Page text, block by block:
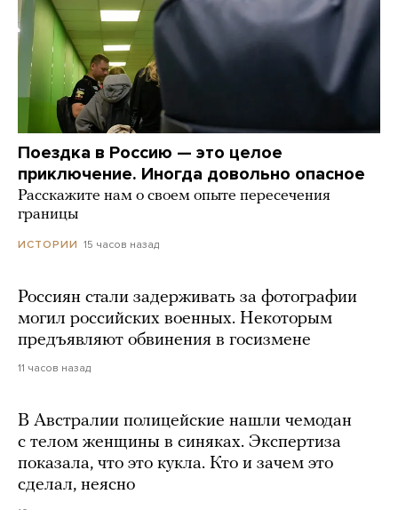
Поездка в Россию — это целое
приключение. Иногда довольно опасное
Расскажите нам о своем опыте пересечения
границы
ИСТОРИИ 15 часов назад
Россиян стали задерживать за фотографии
могил российских военных. Некоторым
предъявляют обвинения в госизмене
11 часов назад
В Австралии полицейские нашли чемодан
с телом женщины в синяках. Экспертиза
показала, что это кукла. Кто и зачем это
сделал, неясно